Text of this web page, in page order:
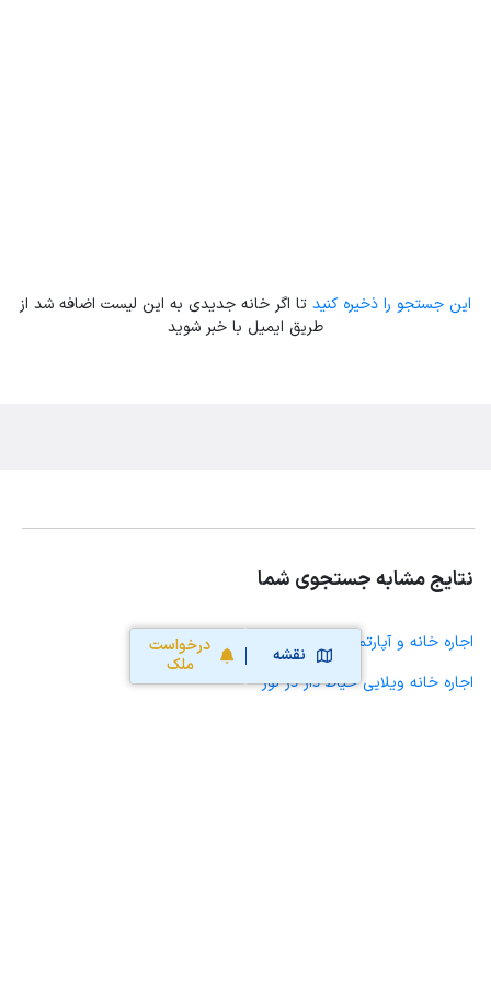
نقشه
درخواست
ملک
این جستجو را ذخیره کنید تا اگر خانه جدیدی به این لیست اضافه شد از
طریق ایمیل با خبر شوید
نتایج مشابه جستجوی شما
اجاره خانه و آپارتمان در نور
اجاره خانه ویلایی حیاط دار در نور